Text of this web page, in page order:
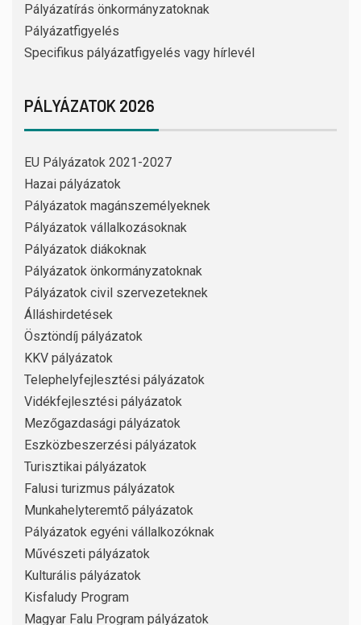
Pályázatírás önkormányzatoknak
Pályázatfigyelés
Specifikus pályázatfigyelés vagy hírlevél
PÁLYÁZATOK 2026
EU Pályázatok 2021-2027
Hazai pályázatok
Pályázatok magánszemélyeknek
Pályázatok vállalkozásoknak
Pályázatok diákoknak
Pályázatok önkormányzatoknak
Pályázatok civil szervezeteknek
Álláshirdetések
Ösztöndíj pályázatok
KKV pályázatok
Telephelyfejlesztési pályázatok
Vidékfejlesztési pályázatok
Mezőgazdasági pályázatok
Eszközbeszerzési pályázatok
Turisztikai pályázatok
Falusi turizmus pályázatok
Munkahelyteremtő pályázatok
Pályázatok egyéni vállalkozóknak
Művészeti pályázatok
Kulturális pályázatok
Kisfaludy Program
Magyar Falu Program pályázatok